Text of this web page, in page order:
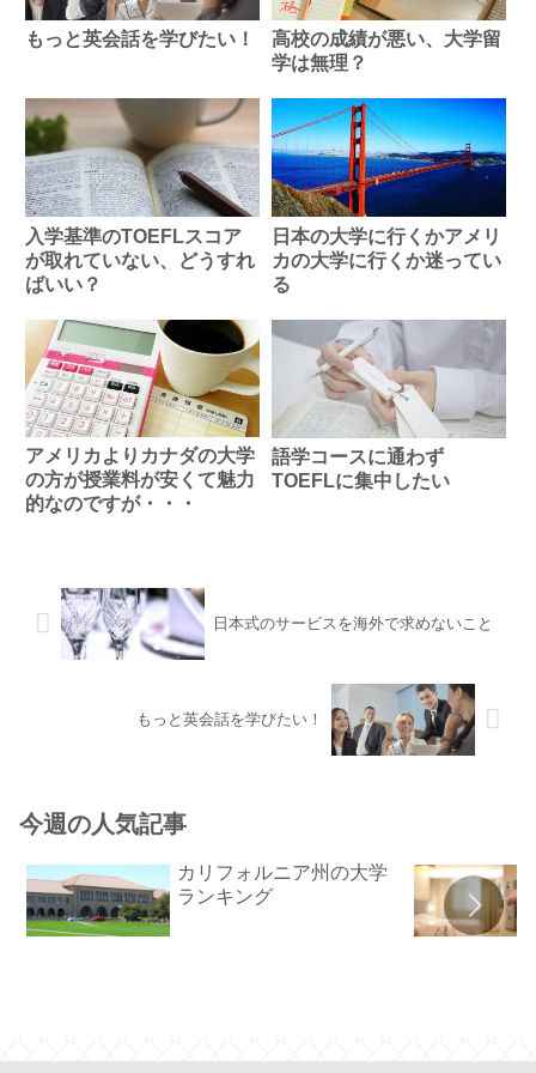
もっと英会話を学びたい！
高校の成績が悪い、大学留
学は無理？
入学基準のTOEFLスコア
が取れていない、どうすれ
ばいい？
日本の大学に行くかアメリ
カの大学に行くか迷ってい
る
アメリカよりカナダの大学
の方が授業料が安くて魅力
的なのですが・・・
語学コースに通わず
TOEFLに集中したい
日本式のサービスを海外で求めないこと
もっと英会話を学びたい！
今週の人気記事
カリフォルニア州の大学
ランキング